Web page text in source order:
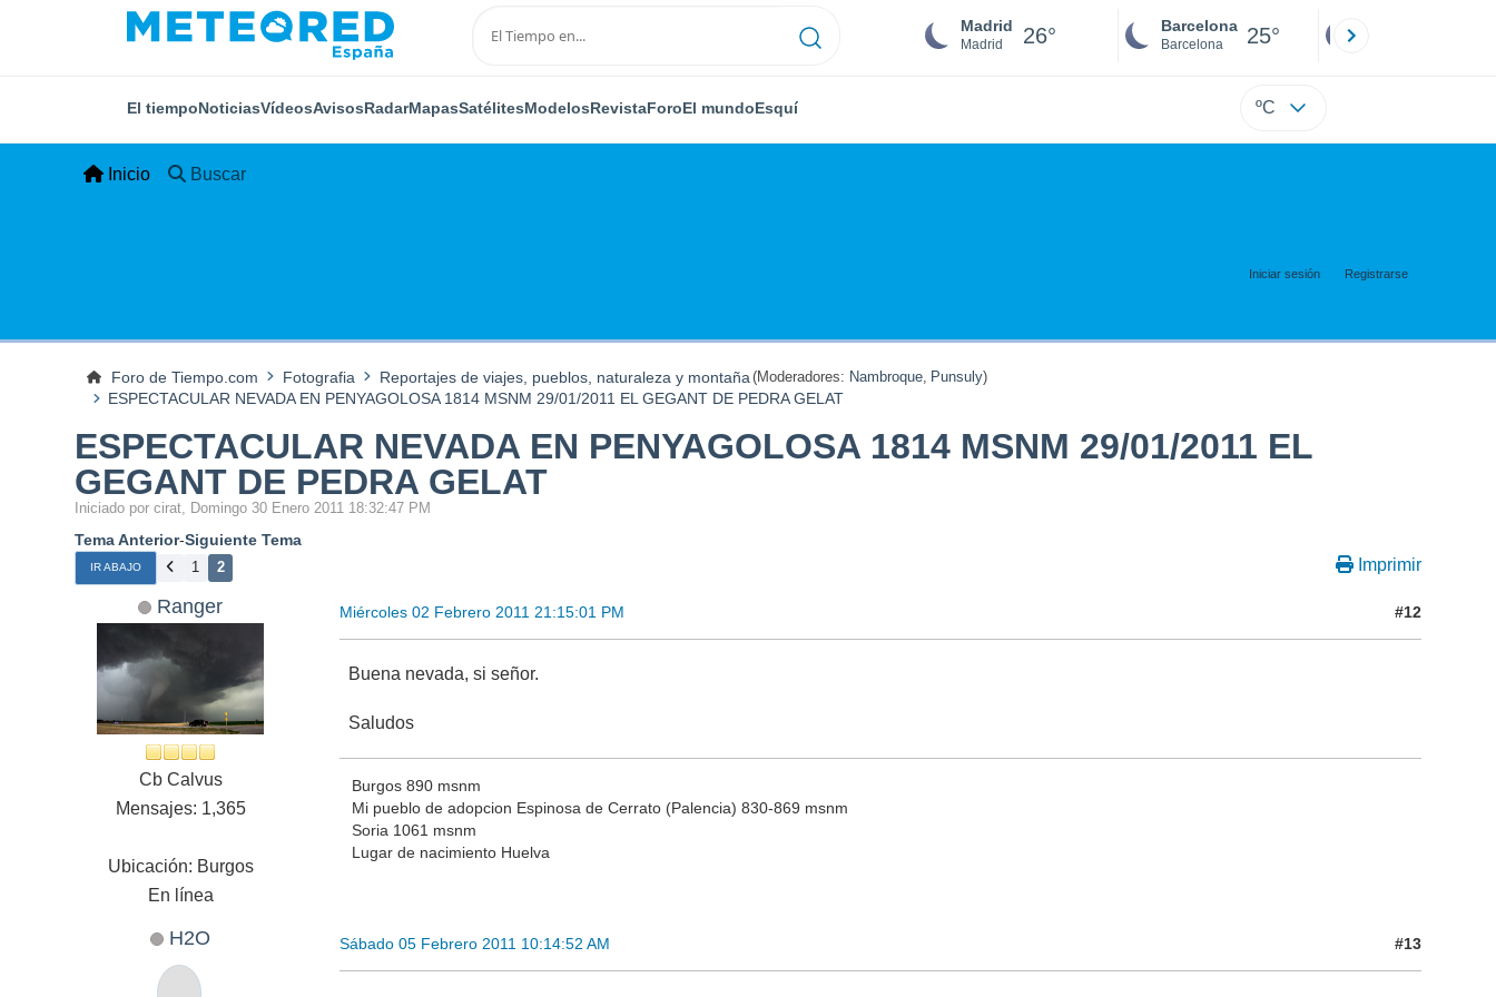
Madrid
Madrid 26° Barcelona
Barcelona 25°
El tiempoNoticiasVídeosAvisosRadarMapasSatélitesModelosRevistaForoEl mundoEsquí ºC
Inicio Buscar
Iniciar sesión Registrarse
Foro de Tiempo.com Fotografia Reportajes de viajes, pueblos, naturaleza y montaña (Moderadores: Nambroque, Punsuly)
ESPECTACULAR NEVADA EN PENYAGOLOSA 1814 MSNM 29/01/2011 EL GEGANT DE PEDRA GELAT
ESPECTACULAR NEVADA EN PENYAGOLOSA 1814 MSNM 29/01/2011 EL
GEGANT DE PEDRA GELAT
Iniciado por cirat, Domingo 30 Enero 2011 18:32:47 PM
Tema Anterior-Siguiente Tema
IR ABAJO 1 2 Imprimir
Ranger
Cb Calvus
Mensajes: 1,365
Ubicación: Burgos
En línea
Miércoles 02 Febrero 2011 21:15:01 PM #12
Buena nevada, si señor.
Saludos
Burgos 890 msnm
Mi pueblo de adopcion Espinosa de Cerrato (Palencia) 830-869 msnm
Soria 1061 msnm
Lugar de nacimiento Huelva
H2O Sábado 05 Febrero 2011 10:14:52 AM #13